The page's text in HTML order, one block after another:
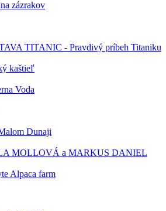
zázrakov
TITANIC - Pravdivý príbeh Titaniku
kaštieľ
Voda
Dunaji
MOLLOVÁ a MARKUS DANIEL
Alpaca farm